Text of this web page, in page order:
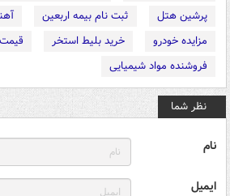
پرشین هتل
ثبت نام بیمه اربعین
مزایده خودرو
خرید بلیط استخر
فروشنده مواد شیمیایی
نظر شما
نام
ایمیل